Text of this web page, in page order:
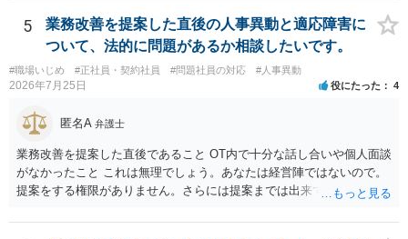
5
業務改善を提案した直後の人事異動と適応障害に
ついて、法的に問題があるか相談したいです。
#職場いじめ #正社員・契約社員 #問題社員の対応 #人事異動
2026年7月25日 役にたった 4
匿名A 弁護士
業務改善を提案した直後であること OT内で十分な話し合いや個人面談
がなかったこと これは無理でしょう。あなたは経営陣ではないので。
提案をする権限がありません。さらには提案までは出来ても、会社が
況を報告する義務もありません。 権限がないことをして、相手が応じ